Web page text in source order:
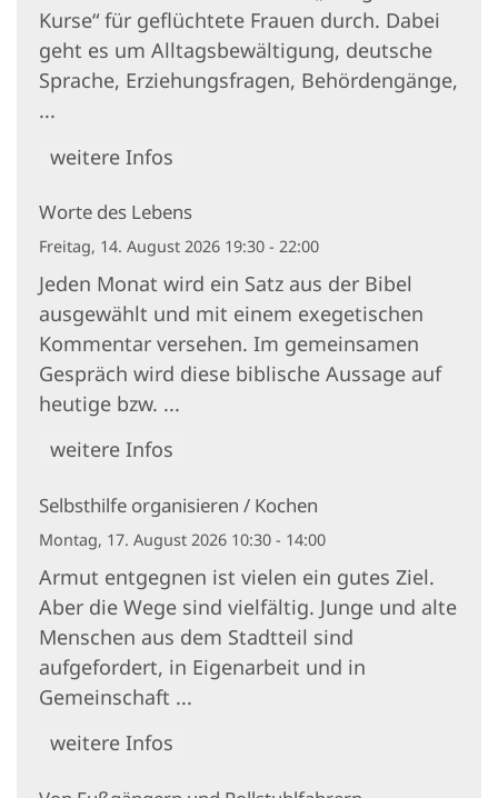
Kurse“ für geflüchtete Frauen durch. Dabei
geht es um Alltagsbewältigung, deutsche
Sprache, Erziehungsfragen, Behördengänge,
...
weitere Infos
Worte des Lebens
Freitag, 14. August 2026 19:30 - 22:00
Jeden Monat wird ein Satz aus der Bibel
ausgewählt und mit einem exegetischen
Kommentar versehen. Im gemeinsamen
Gespräch wird diese biblische Aussage auf
heutige bzw. ...
weitere Infos
Selbsthilfe organisieren / Kochen
Montag, 17. August 2026 10:30 - 14:00
Armut entgegnen ist vielen ein gutes Ziel.
Aber die Wege sind vielfältig. Junge und alte
Menschen aus dem Stadtteil sind
aufgefordert, in Eigenarbeit und in
Gemeinschaft ...
weitere Infos